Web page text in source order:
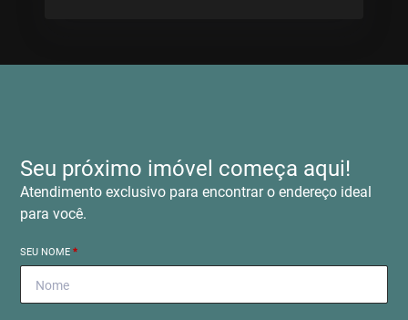
Seu próximo imóvel começa aqui!
Atendimento exclusivo para encontrar o endereço ideal
para você.
SEU NOME*